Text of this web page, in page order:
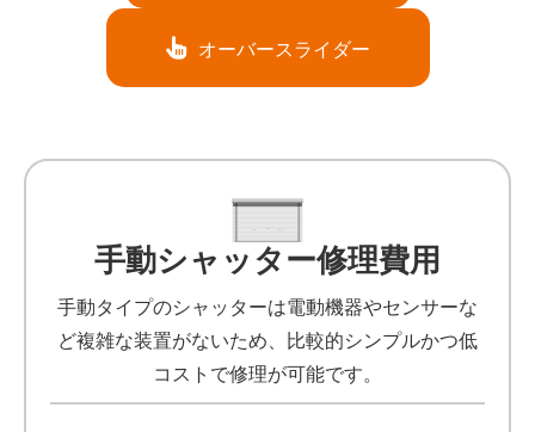
オーバースライダー
手動シャッター修理費用
手動タイプのシャッターは電動機器やセンサーな
ど複雑な装置がないため、比較的シンプルかつ低
コストで修理が可能です。